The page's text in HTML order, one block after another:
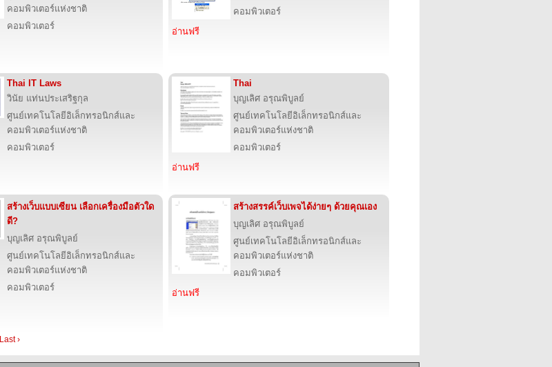
คอมพิวเตอร์แห่งชาติ
คอมพิวเตอร์
คอมพิวเตอร์
อ่านฟรี
Thai IT Laws
วินัย แท่นประเสริฐกุล
ศูนย์เทคโนโลยีอิเล็กทรอนิกส์และ
คอมพิวเตอร์แห่งชาติ
คอมพิวเตอร์
Thai
บุญเลิศ อรุณพิบูลย์
ศูนย์เทคโนโลยีอิเล็กทรอนิกส์และ
คอมพิวเตอร์แห่งชาติ
คอมพิวเตอร์
อ่านฟรี
สร้างเว็บแบบเซียน เลือกเครื่องมือตัวใด
ดี?
บุญเลิศ อรุณพิบูลย์
ศูนย์เทคโนโลยีอิเล็กทรอนิกส์และ
คอมพิวเตอร์แห่งชาติ
คอมพิวเตอร์
สร้างสรรค์เว็บเพจได้ง่ายๆ ด้วยคุณเอง
บุญเลิศ อรุณพิบูลย์
ศูนย์เทคโนโลยีอิเล็กทรอนิกส์และ
คอมพิวเตอร์แห่งชาติ
คอมพิวเตอร์
อ่านฟรี
Last ›